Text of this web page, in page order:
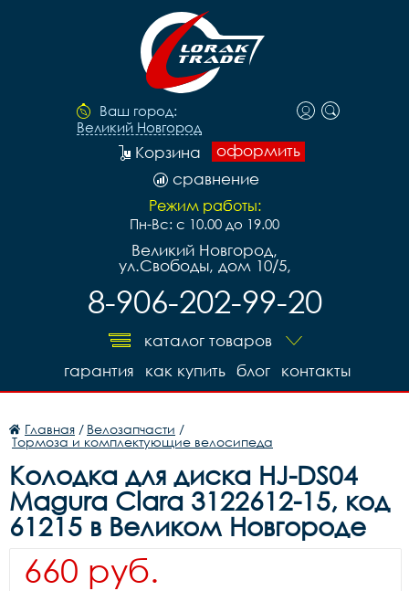
Ваш город:
Великий Новгород
оформить
Корзина
сравнение
Режим работы:
Пн-Вс: с 10.00 до 19.00
Великий Новгород,
ул.Свободы, дом 10/5,
8-906-202-99-20
каталог товаров
контакты
блог
как купить
гарантия
Главная / Велозапчасти /
Тормоза и комплектующие велосипеда
Колодка для диска HJ-DS04
Magura Clara 3122612-15, код
61215 в Великом Новгороде
660 руб.